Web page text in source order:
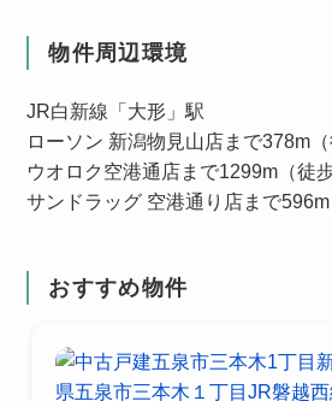
物件周辺環境
JR白新線「大形」駅
ローソン 新潟物見山店まで378m（
ウオロク空港通店まで1299m（徒
サンドラッグ 空港通り店まで596m
おすすめ物件